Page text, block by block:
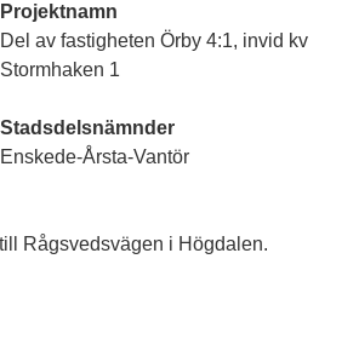
Projektnamn
Del av fastigheten Örby 4:1, invid kv
Stormhaken 1
Stadsdelsnämnder
Enskede-Årsta-Vantör
Rågsvedsvägen i Högdalen.